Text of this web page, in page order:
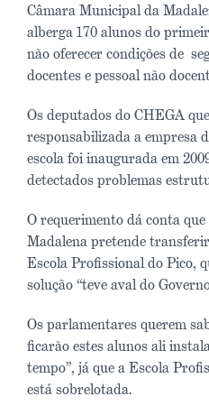
Câmara Municipal da
alberga 170 alunos do
não oferecer condições de
docentes e pessoal não
Os deputados do CHEGA
responsabilizada a empresa
escola foi inaugurada em
detectados problemas
O requerimento dá conta
Madalena pretende
Escola Profissional do Pico,
solução “teve aval do
Os parlamentares querem
ficarão estes alunos ali
tempo”, já que a Escola
está sobrelotada.